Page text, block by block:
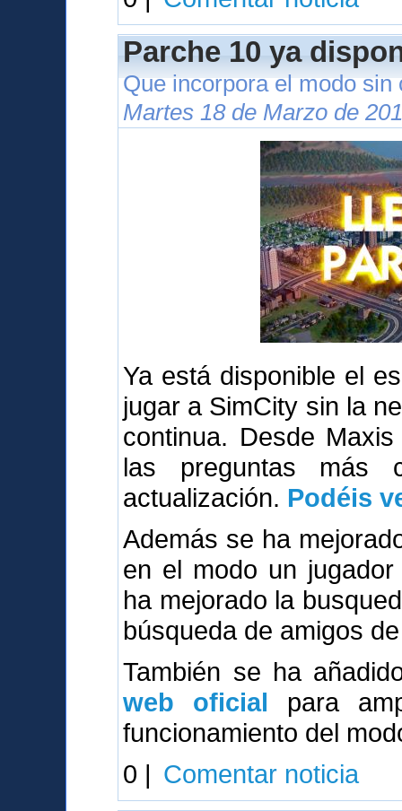
Parche 10 ya
Que incorpora el modo sin
Martes 18 de Marzo de
Ya está disponible el
jugar a SimCity sin la
continua. Desde
las preguntas más
actualización. Podéis
Además se ha
en el modo un
ha mejorado la
búsqueda de amigos
También se ha
web oficial para
funcionamiento del
0 | Comentar noticia